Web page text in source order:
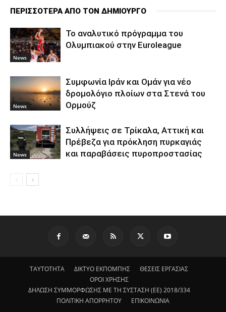
ΠΕΡΙΣΣΟΤΕΡΑ ΑΠΟ ΤΟΝ ΔΗΜΙΟΥΡΓΟ
News
To αναλυτικό πρόγραμμα του
Ολυμπιακού στην Euroleague
News
Συμφωνία Ιράν και Ομάν για νέο
δρομολόγιο πλοίων στα Στενά του
Ορμούζ
News
Συλλήψεις σε Τρίκαλα, Αττική και
Πρέβεζα για πρόκληση πυρκαγιάς
και παραβάσεις πυροπροστασίας
ΤΑΥΤΟΤΗΤΑ ΔΙΚΤΥΟ ΕΚΠΟΜΠΗΣ
ΘΕΣΕΙΣ ΕΡΓΑΣΙΑΣ
ΟΡΟΙ ΧΡΗΣΗΣ
ΔΗΛΩΣΗ ΣΥΜΜΟΡΦΩΣΗΣ ΜΕ ΤΗ ΣΥΣΤΑΣΗ (ΕΕ) 2018/334
ΠΟΛΙΤΙΚΗ ΑΠΟΡΡΗΤΟΥ
ΕΠΙΚΟΙΝΩΝΙΑ